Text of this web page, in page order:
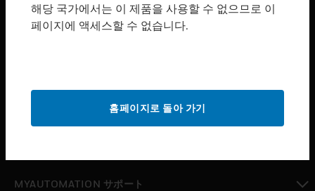
toggle view
서비스
MYAUTOMATION サポート
해당 국가에서는 이 제품을 사용할 수 없으므로 이
페이지에 액세스할 수 없습니다.
홈페이지로 돌아 가기